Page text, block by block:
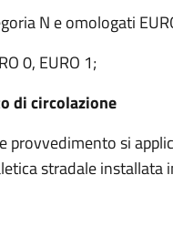
N e omologati
0, EURO 1;
di circolazione
provvedimento si
stradale installata